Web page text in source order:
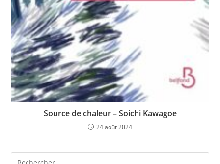
Source de chaleur – Soichi Kawagoe
24 août 2024